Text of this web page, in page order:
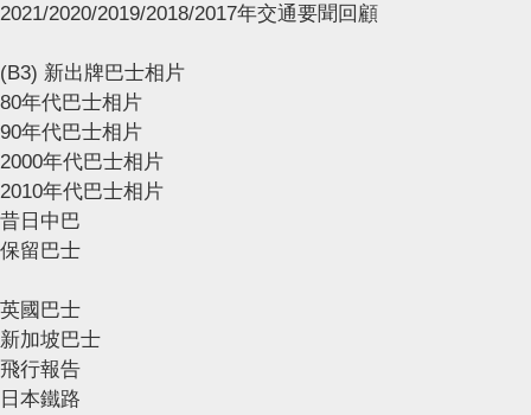
2021/2020/2019/2018/2017年交通要聞回顧
(B3) 新出牌巴士相片
80年代巴士相片
90年代巴士相片
2000年代巴士相片
2010年代巴士相片
昔日中巴
保留巴士
英國巴士
新加坡巴士
飛行報告
日本鐵路